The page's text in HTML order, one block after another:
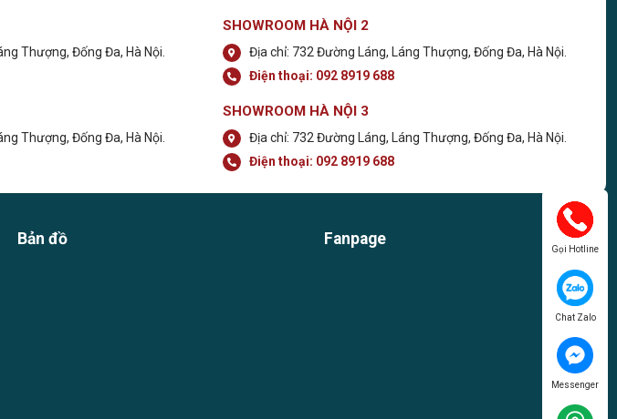
Thượng, Đống Đa, Hà Nội.
Thượng, Đống Đa, Hà Nội.
SHOWROOM HÀ NỘI 2
Địa chỉ: 732 Đường Láng, Láng Thượng, Đống Đa, Hà Nội.
Điện thoại: 092 8919 688
SHOWROOM HÀ NỘI 3
Địa chỉ: 732 Đường Láng, Láng Thượng, Đống Đa, Hà Nội.
Điện thoại: 092 8919 688
Bản đồ Fanpage
Gọi Hotline
Chat Zalo
Messenger